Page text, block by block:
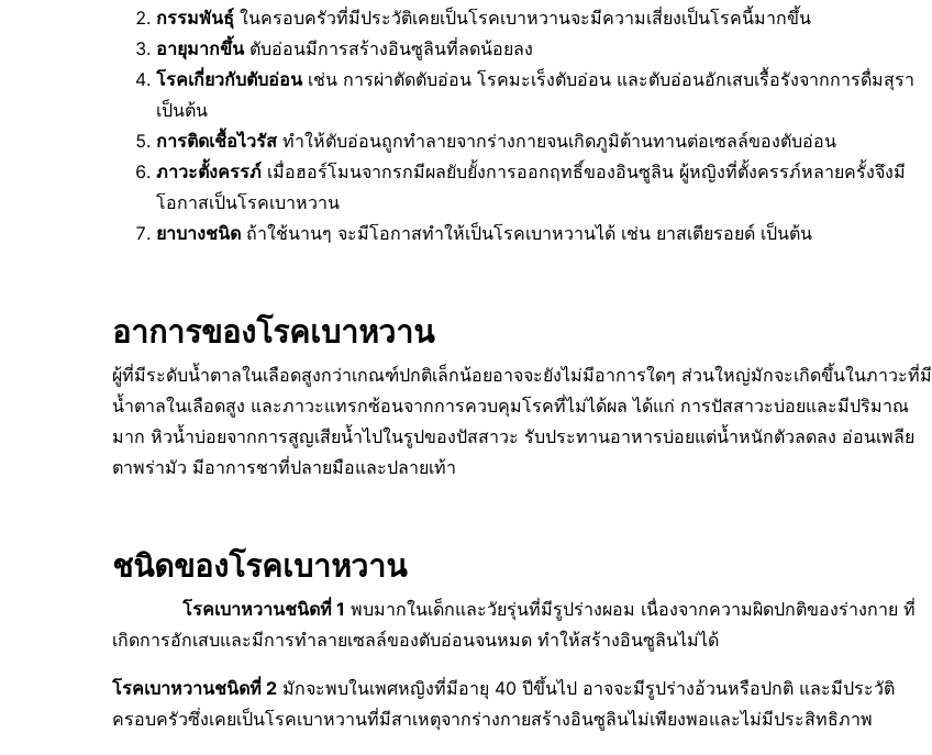
กรรมพันธุ์ ในครอบครัวที่มีประวัติเคยเป็นโรคเบาหวานจะมีความเสี่ยงเป็นโรคนี้มากขึ้น
อายุมากขึ้นตับอ่อนมีการสร้างอินซูลินที่ลดน้อยลง
โรคเกี่ยวกับตับอ่อนเช่น การผ่าตัดตับอ่อน โรคมะเร็งตับอ่อน และตับอ่อนอักเสบเรื้อรังจากการดื่มสุรา
เป็นต้น
การติดเชื้อไวรัส ทำให้ตับอ่อนถูกทำลายจากร่างกายจนเกิดภูมิต้านทานต่อเซลล์ของตับอ่อน
ภาวะตั้งครรภ์ เมื่อฮอร์โมนจากรกมีผลยับยั้งการออกฤทธิ์ของอินซูลิน ผู้หญิงที่ตั้งครรภ์หลายครั้งจึงมี
โอกาสเป็นโรคเบาหวาน
ยาบางชนิด ถ้าใช้นานๆ จะมีโอกาสทำให้เป็นโรคเบาหวานได้ เช่น ยาสเตียรอยด์ เป็นต้น
อาการของโรคเบาหวาน
ผู้ที่มีระดับน้ำตาลในเลือดสูงกว่าเกณฑ์ปกติเล็กน้อยอาจจะยังไม่มีอาการใดๆ ส่วนใหญ่มักจะเกิดขึ้นในภาวะที่มี
น้ำตาลในเลือดสูง และภาวะแทรกซ้อนจากการควบคุมโรคที่ไม่ได้ผล ได้แก่ การปัสสาวะบ่อยและมีปริมาณ
มาก หิวน้ำบ่อยจากการสูญเสียน้ำไปในรูปของปัสสาวะ รับประทานอาหารบ่อยแต่น้ำหนักตัวลดลง อ่อนเพลีย
ตาพร่ามัว มีอาการชาที่ปลายมือและปลายเท้า
ชนิดของโรคเบาหวาน
โรคเบาหวานชนิดที่ 1 พบมากในเด็กและวัยรุ่นที่มีรูปร่างผอม เนื่องจากความผิดปกติของร่างกาย ที่
เกิดการอักเสบและมีการทำลายเซลล์ของตับอ่อนจนหมด ทำให้สร้างอินซูลินไม่ได้
โรคเบาหวานชนิดที่ 2 มักจะพบในเพศหญิงที่มีอายุ 40 ปีขึ้นไป อาจจะมีรูปร่างอ้วนหรือปกติ และมีประวัติ
ครอบครัวซึ่งเคยเป็นโรคเบาหวานที่มีสาเหตุจากร่างกายสร้างอินซูลินไม่เพียงพอและไม่มีประสิทธิภาพ